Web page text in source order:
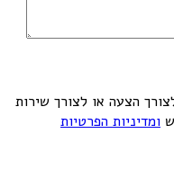
הצעה או לצורך שירות
ומדיניות הפרטיות